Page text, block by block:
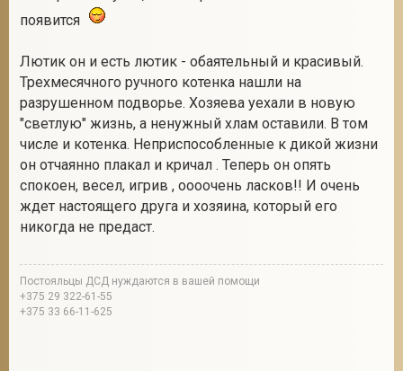
появится
Лютик он и есть лютик - обаятельный и красивый.
Трехмесячного ручного котенка нашли на
разрушенном подворье. Хозяева уехали в новую
"светлую" жизнь, а ненужный хлам оставили. В том
числе и котенка. Неприспособленные к дикой жизни
он отчаянно плакал и кричал . Теперь он опять
спокоен, весел, игрив , оооочень ласков!! И очень
ждет настоящего друга и хозяина, который его
никогда не предаст.
Постояльцы ДСД нуждаются в вашей помощи
+375 29 322-61-55
+375 33 66-11-625